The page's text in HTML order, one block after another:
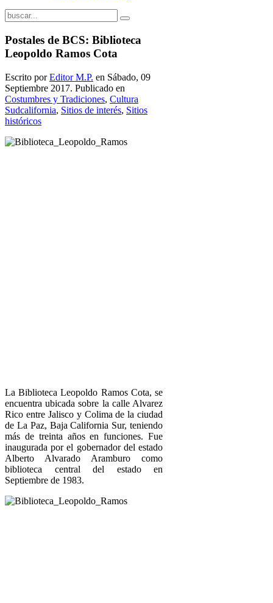
Postales de BCS: Biblioteca
Leopoldo Ramos Cota
Escrito porEditor M.P. en Sábado, 09
Septiembre 2017. Publicado en
Costumbres y Tradiciones, Cultura
Sudcalifornia, Sitios de interés, Sitios
históricos
La Biblioteca Leopoldo Ramos Cota, se
encuentra ubicada sobre la calle Alvarez
Rico entre Jalisco y Colima de la ciudad
de La Paz, Baja California Sur, teniendo
más de treinta años en funciones. Fue
inaugurada por el gobernador del estado
Alberto Alvarado Aramburo como
biblioteca central del estado en
Septiembre de 1983.